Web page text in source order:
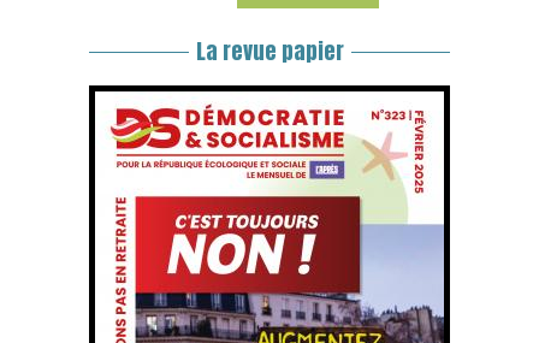
La revue papier